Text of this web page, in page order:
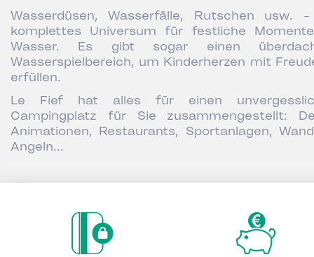
Wasserdüsen, Wasserfälle, Rutschen usw.
komplettes Universum für festliche
Wasser. Es gibt sogar einen
Wasserspielbereich, um Kinderherzen mit
erfüllen.
Le Fief hat alles für einen
Campingplatz für Sie zusammengestellt:
Animationen, Restaurants, Sportanlagen,
Angeln...